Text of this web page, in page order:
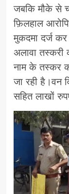
जबकि मौके से
फ़िलहाल
मुकदमा दर्ज
अलावा तस्करी
नाम के तस्कर
जा रही है।वन
सहित लाखों